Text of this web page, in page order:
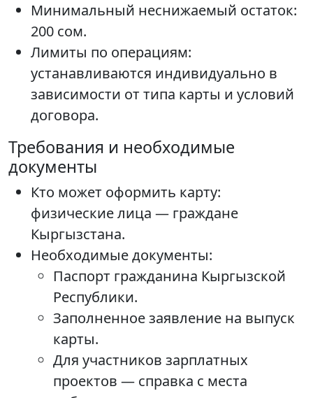
Минимальный неснижаемый остаток:
200 сом.
Лимиты по операциям:
устанавливаются индивидуально в
зависимости от типа карты и условий
договора.
Требования и необходимые
документы
Кто может оформить карту:
физические лица — граждане
Кыргызстана.
Необходимые документы:
Паспорт гражданина Кыргызской
Республики.
Заполненное заявление на выпуск
карты.
Для участников зарплатных
проектов — справка с места